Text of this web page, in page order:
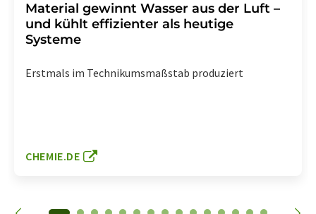
Material gewinnt Wasser aus der Luft –
und kühlt effizienter als heutige
Systeme
Erstmals im Technikumsmaßstab produziert
CHEMIE.DE